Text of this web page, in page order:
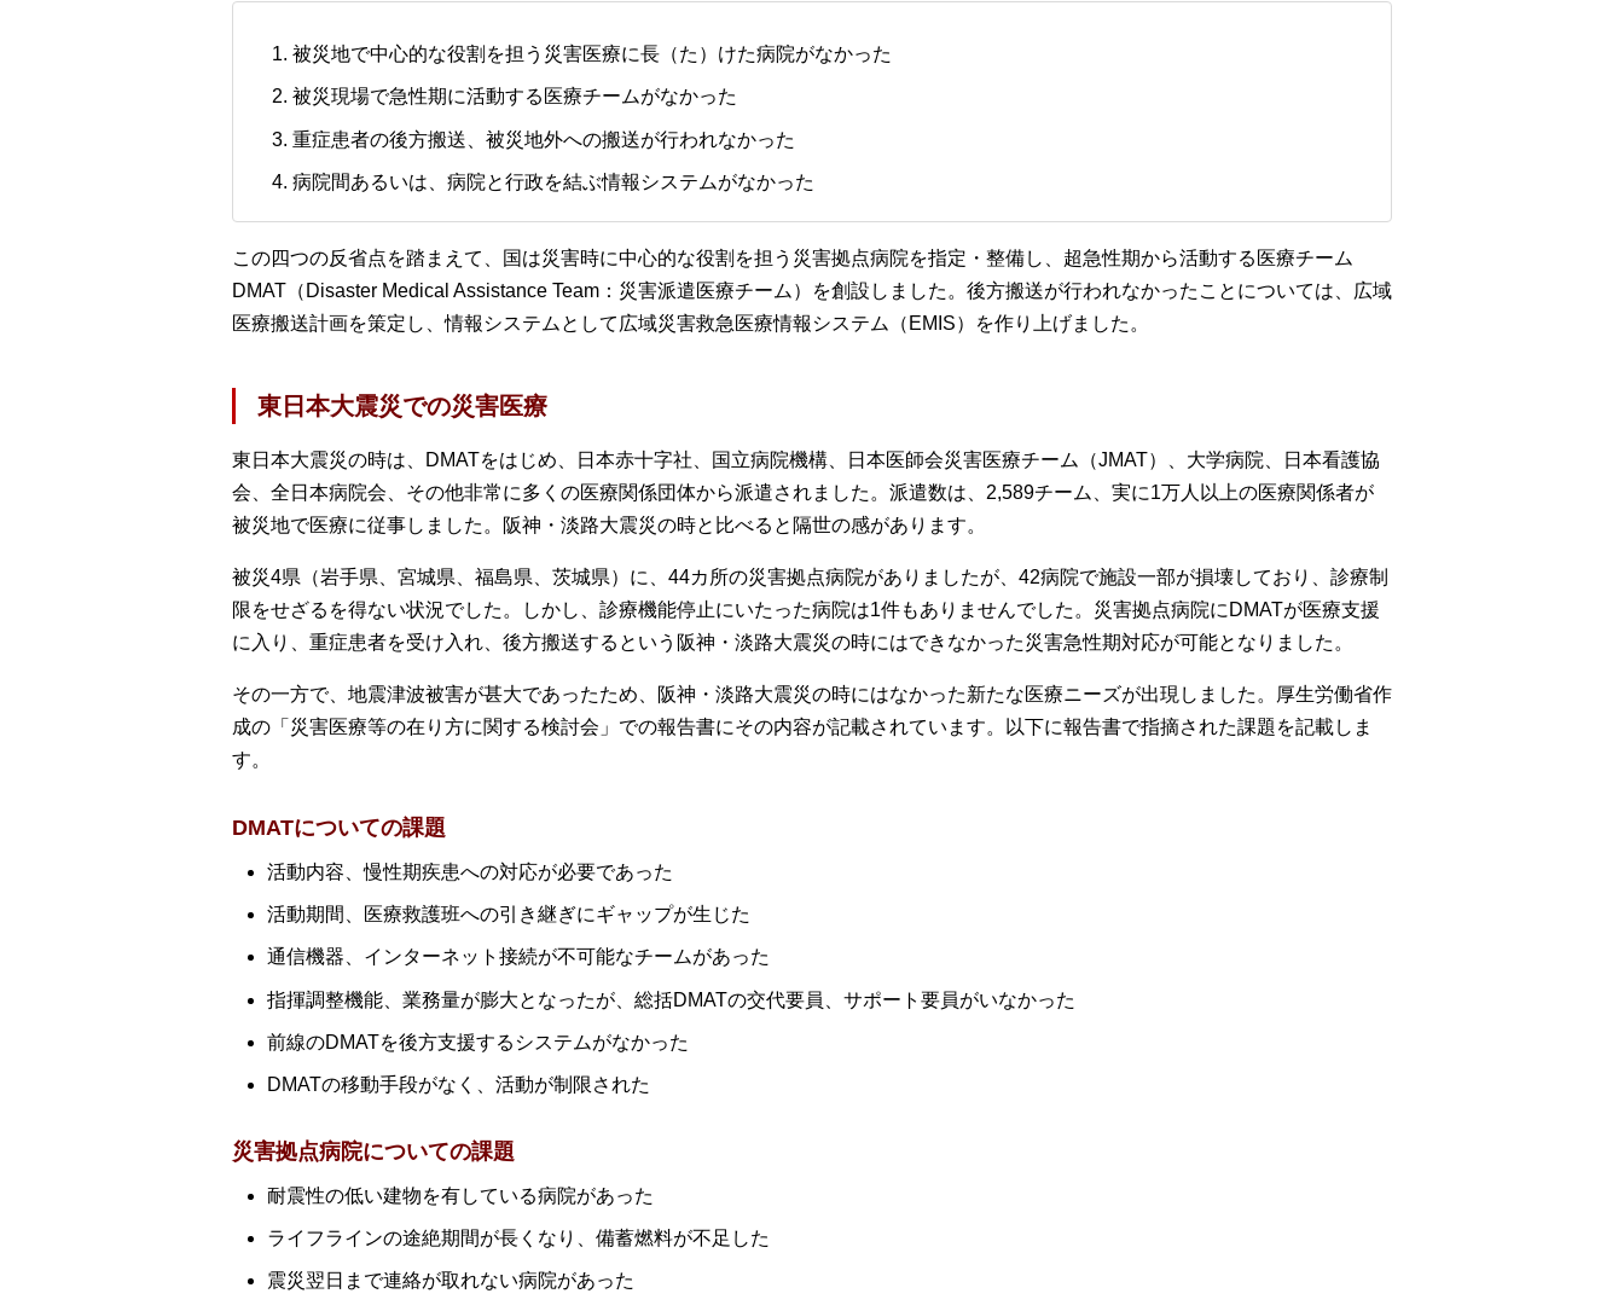
被災地で中心的な役割を担う災害医療に長（た）けた病院がなかった
被災現場で急性期に活動する医療チームがなかった
重症患者の後方搬送、被災地外への搬送が行われなかった
病院間あるいは、病院と行政を結ぶ情報システムがなかった
この四つの反省点を踏まえて、国は災害時に中心的な役割を担う災害拠点病院を指定・整備し、超急性期から活動する医療チーム
DMAT（Disaster Medical Assistance Team：災害派遣医療チーム）を創設しました。後方搬送が行われなかったことについては、広域
医療搬送計画を策定し、情報システムとして広域災害救急医療情報システム（EMIS）を作り上げました。
東日本大震災での災害医療
東日本大震災の時は、DMATをはじめ、日本赤十字社、国立病院機構、日本医師会災害医療チーム（JMAT）、大学病院、日本看護協
会、全日本病院会、その他非常に多くの医療関係団体から派遣されました。派遣数は、2,589チーム、実に1万人以上の医療関係者が
被災地で医療に従事しました。阪神・淡路大震災の時と比べると隔世の感があります。
被災4県（岩手県、宮城県、福島県、茨城県）に、44カ所の災害拠点病院がありましたが、42病院で施設一部が損壊しており、診療制
限をせざるを得ない状況でした。しかし、診療機能停止にいたった病院は1件もありませんでした。災害拠点病院にDMATが医療支援
に入り、重症患者を受け入れ、後方搬送するという阪神・淡路大震災の時にはできなかった災害急性期対応が可能となりました。
その一方で、地震津波被害が甚大であったため、阪神・淡路大震災の時にはなかった新たな医療ニーズが出現しました。厚生労働省作
成の「災害医療等の在り方に関する検討会」での報告書にその内容が記載されています。以下に報告書で指摘された課題を記載しま
す。
DMATについての課題
活動内容、慢性期疾患への対応が必要であった
活動期間、医療救護班への引き継ぎにギャップが生じた
通信機器、インターネット接続が不可能なチームがあった
指揮調整機能、業務量が膨大となったが、総括DMATの交代要員、サポート要員がいなかった
前線のDMATを後方支援するシステムがなかった
DMATの移動手段がなく、活動が制限された
災害拠点病院についての課題
耐震性の低い建物を有している病院があった
ライフラインの途絶期間が長くなり、備蓄燃料が不足した
震災翌日まで連絡が取れない病院があった